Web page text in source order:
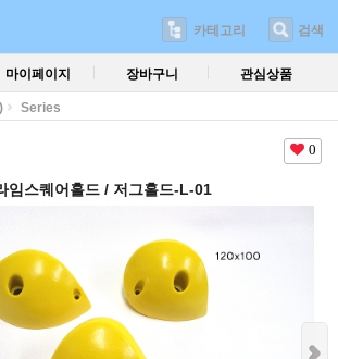
카테고리 검색
마이페이지 장바구니 관심상품
Series
0
임스퀘어홀드 / 저그홀드-L-01